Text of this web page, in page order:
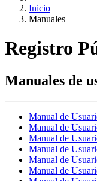
Inicio
Manuales
Registro
Manuales de
Manual de
Manual de
Manual de
Manual de
Manual de
Manual de